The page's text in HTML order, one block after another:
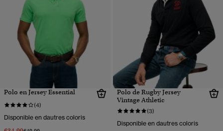
Polo en Jersey Essential
(4)
Disponible en dautres coloris
Polo de Rugby Jersey
Vintage Athletic
(3)
Disponible en dautres coloris